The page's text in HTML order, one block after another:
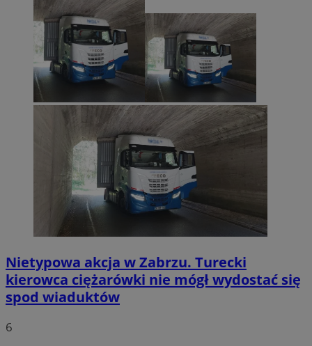
Nietypowa akcja w Zabrzu. Turecki
kierowca ciężarówki nie mógł wydostać się
spod wiaduktów
6